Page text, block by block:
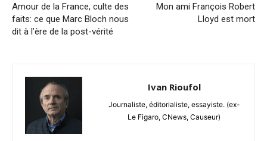
Amour de la France, culte des
faits: ce que Marc Bloch nous
dit à l’ère de la post-vérité
Mon ami François Robert
Lloyd est mort
Ivan Rioufol
Journaliste, éditorialiste, essayiste. (ex-
Le Figaro, CNews, Causeur)